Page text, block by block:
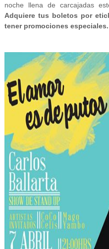
noche llena de carcajadas
Adquiere tus boletos por
tener promociones especiales.